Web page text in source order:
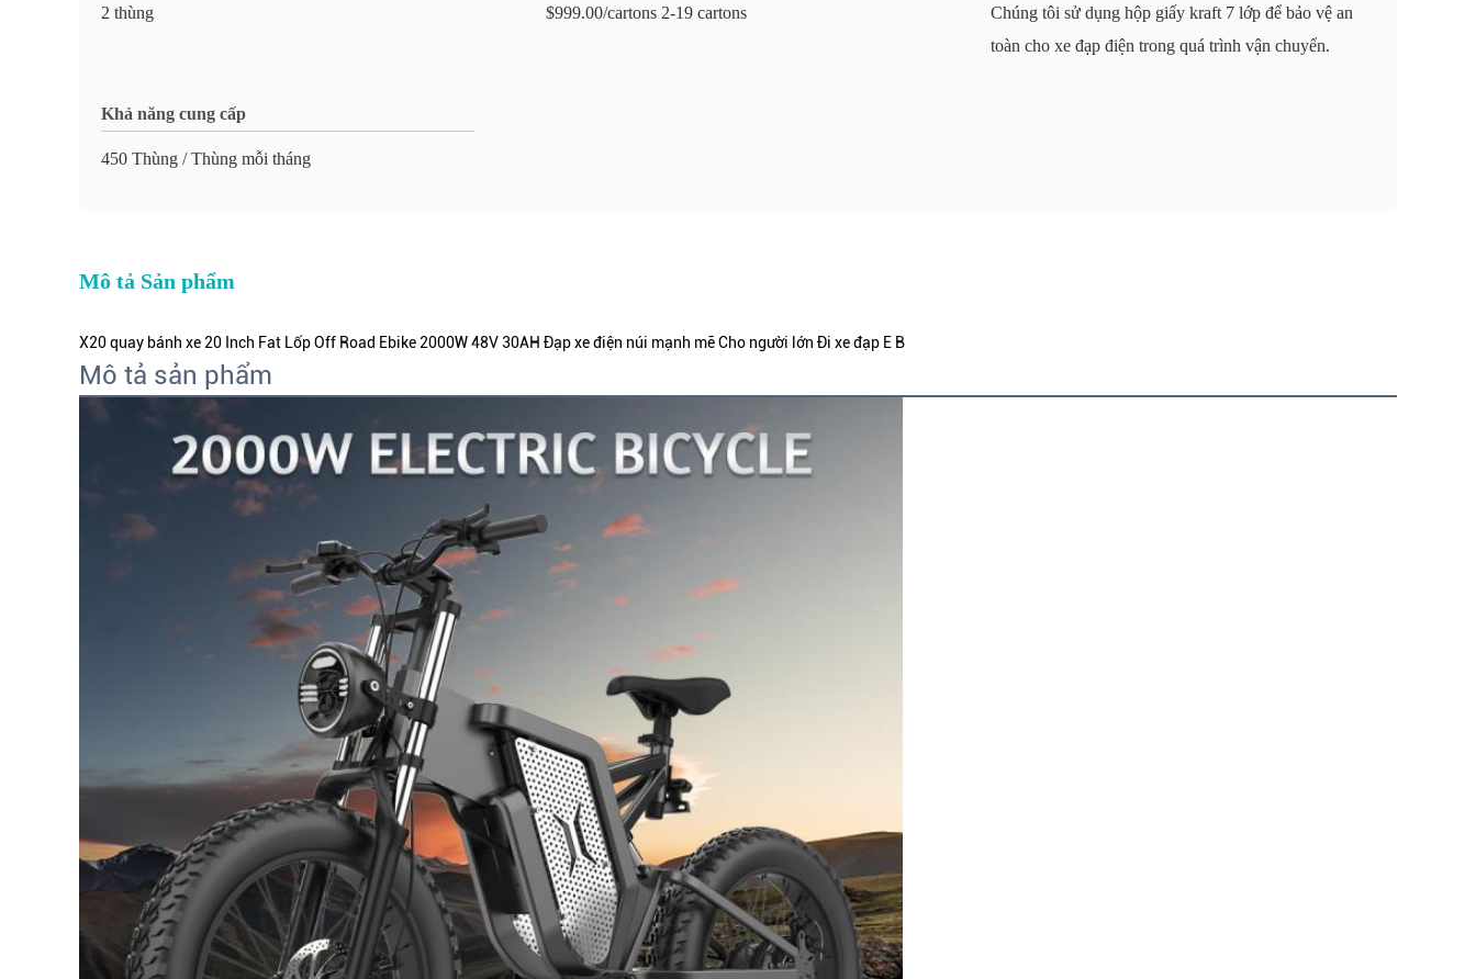
2 thùng $999.00/cartons 2-19 cartons
Chúng tôi sử dụng hộp giấy kraft 7 lớp để bảo vệ an
toàn cho xe đạp điện trong quá trình vận chuyển.
Khả năng cung cấp
450 Thùng / Thùng mỗi tháng
Mô tả Sản phẩm
X20 quay bánh xe 20 Inch Fat Lốp Off Road Ebike 2000W 48V 30AH Đạp xe điện núi mạnh mẽ Cho người lớn Đi xe đạp E B
Mô tả sản phẩm